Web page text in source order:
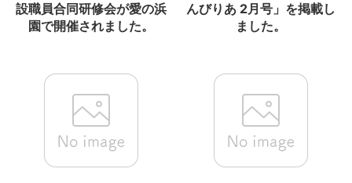
設職員合同研修会が愛の浜
園で開催されました。
んびりあ 2月号」を掲載し
ました。